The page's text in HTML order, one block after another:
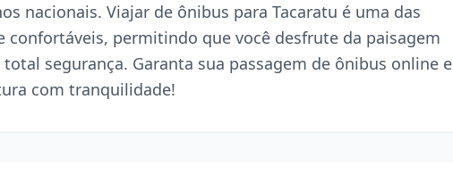
nacionais. Viajar de ônibus para Tacaratu é uma das
confortáveis, permitindo que você desfrute da paisagem
segurança. Garanta sua passagem de ônibus online e
com tranquilidade!